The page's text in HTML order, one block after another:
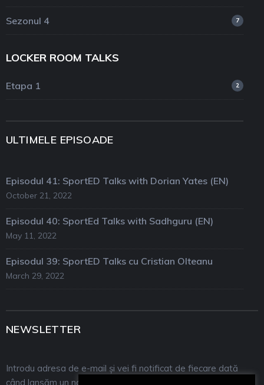
Sezonul 4 7
LOCKER ROOM TALKS
Etapa 1 2
ULTIMELE EPISOADE
Episodul 41: SportED Talks with Dorian Yates (EN)
October 21, 2022
Episodul 40: SportEd Talks with Sadhguru (EN)
May 11, 2022
Episodul 39: SportED Talks cu Cristian Olteanu
March 29, 2022
NEWSLETTER
Introdu adresa de e-mail și vei fi notificat de fiecare dată
când lansăm un nou episod! Mulțumim!